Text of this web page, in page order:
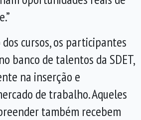
cursos, os participantes
banco de talentos da SDET,
na inserção e
de trabalho. Aqueles
também recebem